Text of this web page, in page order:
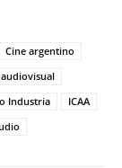
Cine argentino
audiovisual
Industria
ICAA